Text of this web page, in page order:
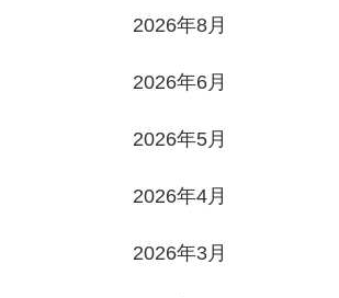
2026年8月
2026年6月
2026年5月
2026年4月
2026年3月